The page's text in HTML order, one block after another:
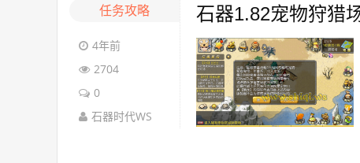
任务攻略
4年前
2704
0
石器时代WS
石器1.82宠物狩猎